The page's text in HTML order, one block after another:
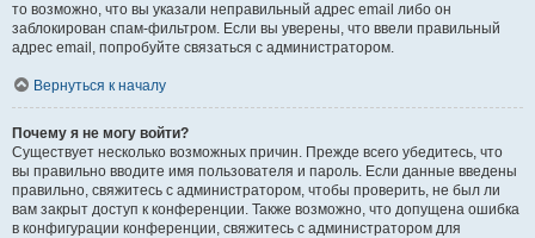
то возможно, что вы указали неправильный адрес email либо он
заблокирован спам-фильтром. Если вы уверены, что ввели правильный
адрес email, попробуйте связаться с администратором.
Вернуться к началу
Почему я не могу войти?
Существует несколько возможных причин. Прежде всего убедитесь, что
вы правильно вводите имя пользователя и пароль. Если данные введены
правильно, свяжитесь с администратором, чтобы проверить, не был ли
вам закрыт доступ к конференции. Также возможно, что допущена ошибка
в конфигурации конференции, свяжитесь с администратором для